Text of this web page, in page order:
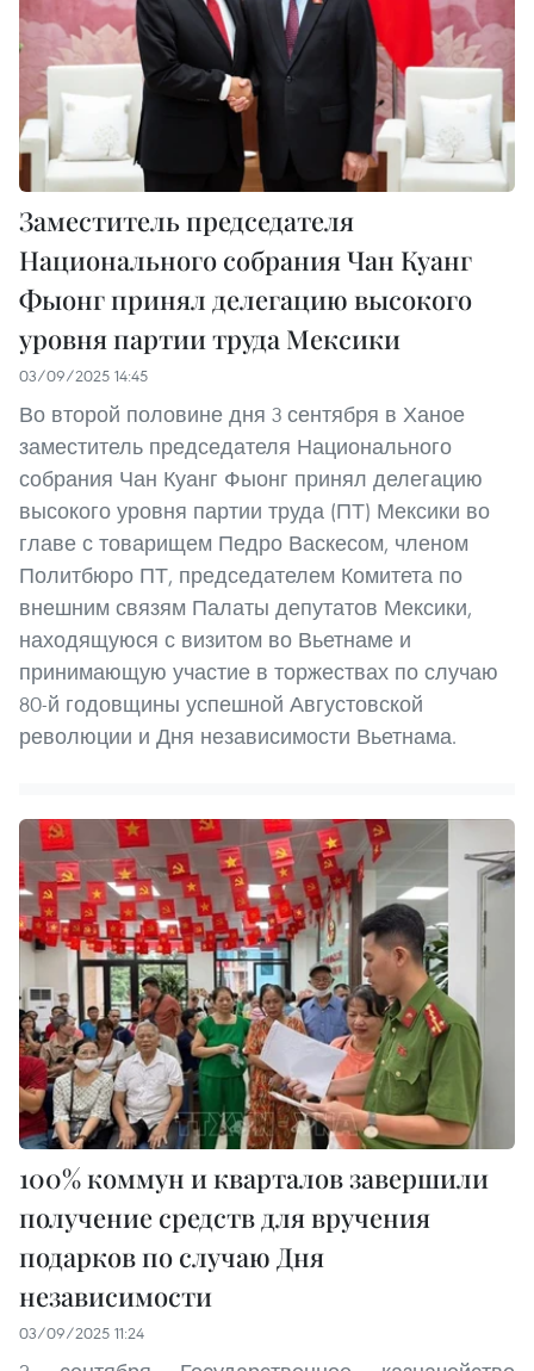
Заместитель председателя
Национального собрания Чан Куанг
Фыонг принял делегацию высокого
уровня партии труда Мексики
03/09/2025 14:45
Во второй половине дня 3 сентября в Ханое
заместитель председателя Национального
собрания Чан Куанг Фыонг принял делегацию
высокого уровня партии труда (ПТ) Мексики во
главе с товарищем Педро Васкесом, членом
Политбюро ПТ, председателем Комитета по
внешним связям Палаты депутатов Мексики,
находящуюся с визитом во Вьетнаме и
принимающую участие в торжествах по случаю
80-й годовщины успешной Августовской
революции и Дня независимости Вьетнама.
100% коммун и кварталов завершили
получение средств для вручения
подарков по случаю Дня
независимости
03/09/2025 11:24